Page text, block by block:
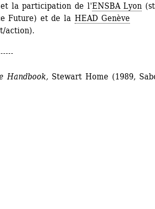
la participation de l'ENSBA Lyon
Future) et de la HEAD Genève
action).
Handbook, Stewart Home (1989,